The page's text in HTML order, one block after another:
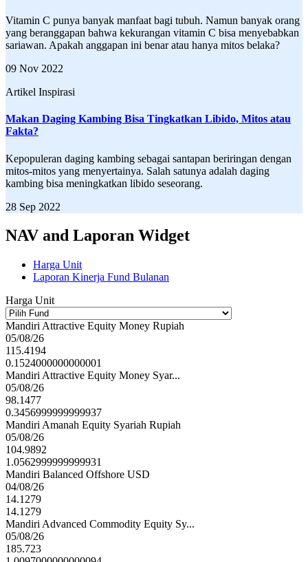
Vitamin C punya banyak manfaat bagi tubuh. Namun banyak orang
yang beranggapan bahwa kekurangan vitamin C bisa menyebabkan
sariawan. Apakah anggapan ini benar atau hanya mitos belaka?
09 Nov 2022
Artikel Inspirasi
Makan Daging Kambing Bisa Tingkatkan Libido, Mitos atau
Fakta?
Kepopuleran daging kambing sebagai santapan beriringan dengan
mitos-mitos yang menyertainya. Salah satunya adalah daging
kambing bisa meningkatkan libido seseorang.
28 Sep 2022
NAV and Laporan Widget
Harga Unit
Laporan Kinerja Fund Bulanan
Harga Unit
Mandiri Attractive Equity Money Rupiah
05/08/26
115.4194
0.1524000000000001
Mandiri Attractive Equity Money Syar...
05/08/26
98.1477
0.3456999999999937
Mandiri Amanah Equity Syariah Rupiah
05/08/26
104.9892
1.0562999999999931
Mandiri Balanced Offshore USD
04/08/26
14.1279
14.1279
Mandiri Advanced Commodity Equity Sy...
05/08/26
185.723